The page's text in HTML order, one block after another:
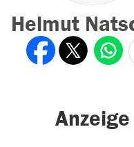
Helmut
Anzeige